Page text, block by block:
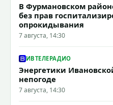
В Фурмановском
без прав
опрокидывания
7 августа, 14:30
ИВТЕЛЕРАДИО
Энергетики
непогоде
7 августа, 14:30